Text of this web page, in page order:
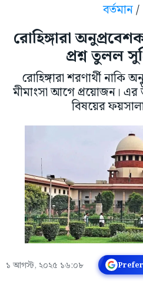
বর্তমান/
রোহিঙ্গারা
প্রশ্ন তুলল
রোহিঙ্গারা শরণার্থী নাকি
মীমাংসা আগে প্রয়োজন। এর
বিষয়ের
১ আগস্ট, ২০২৫ ১৬:০৮